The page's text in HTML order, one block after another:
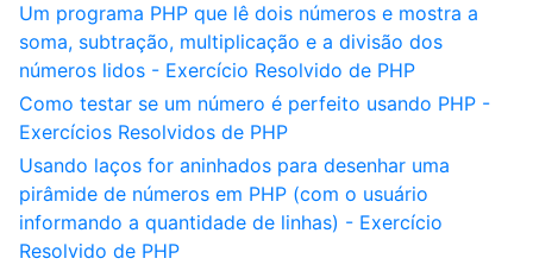
Um programa PHP que lê dois números e mostra a
soma, subtração, multiplicação e a divisão dos
números lidos - Exercício Resolvido de PHP
Como testar se um número é perfeito usando PHP -
Exercícios Resolvidos de PHP
Usando laços for aninhados para desenhar uma
pirâmide de números em PHP (com o usuário
informando a quantidade de linhas) - Exercício
Resolvido de PHP